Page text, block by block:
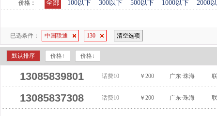
价格： 全部 100以下 300以下 500以下 1000以下 2000
已选条件： 中国联通 130 清空选项
默认排序 价格↑ 价格↓
13085839801 话费10 ￥200 广东·珠海
13085837308 话费10 ￥200 广东·珠海